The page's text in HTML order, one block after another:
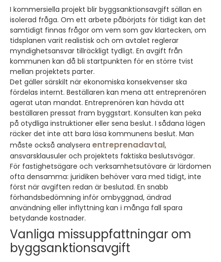
I kommersiella projekt blir byggsanktionsavgift sällan en
isolerad fråga. Om ett arbete påbörjats för tidigt kan det
samtidigt finnas frågor om vem som gav klartecken, om
tidsplanen varit realistisk och om avtalet reglerar
myndighetsansvar tillräckligt tydligt. En avgift från
kommunen kan då bli startpunkten för en större tvist
mellan projektets parter.
Det gäller särskilt när ekonomiska konsekvenser ska
fördelas internt. Beställaren kan mena att entreprenören
agerat utan mandat. Entreprenören kan hävda att
beställaren pressat fram byggstart. Konsulten kan peka
på otydliga instruktioner eller sena beslut. I sådana lägen
räcker det inte att bara läsa kommunens beslut. Man
måste också analysera entreprenadavtal,
ansvarsklausuler och projektets faktiska beslutsvägar.
För fastighetsägare och verksamhetsutövare är lärdomen
ofta densamma: juridiken behöver vara med tidigt, inte
först när avgiften redan är beslutad. En snabb
förhandsbedömning inför ombyggnad, ändrad
användning eller inflyttning kan i många fall spara
betydande kostnader.
Vanliga missuppfattningar om
byggsanktionsavgift